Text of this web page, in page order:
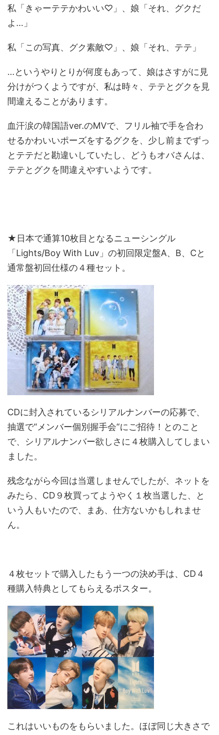
私「きゃーテテかわいい♡」、娘「それ、グクだ
よ…」
私「この写真、グク素敵♡」、娘「それ、テテ」
…というやりとりが何度もあって、娘はさすがに見
分けがつくようですが、私は時々、テテとグクを見
間違えることがあります。
血汗涙の韓国語ver.のMVで、フリル袖で手を合わ
せるかわいいポーズをするグクを、少し前までずっ
とテテだと勘違いしていたし、どうもオバさんは、
テテとグクを間違えやすいようです。
★日本で通算10枚目となるニューシングル
「Lights/Boy With Luv」の初回限定盤A、B、Cと
通常盤初回仕様の４種セット。
CDに封入されているシリアルナンバーの応募で、
抽選で“メンバー個別握手会“にご招待！とのこと
で、シリアルナンバー欲しさに４枚購入してしまい
ました。
残念ながら今回は当選しませんでしたが、ネットを
みたら、CD９枚買ってようやく１枚当選した、と
いう人もいたので、まあ、仕方ないかもしれませ
ん。
４枚セットで購入したもう一つの決め手は、CD４
種購入特典としてもらえるポスター。
これはいいものをもらいました。ほぼ同じ大きさで